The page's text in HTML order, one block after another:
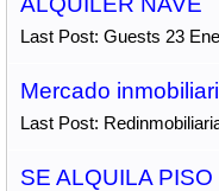
Last Post: Guests 23
Mercado
Last Post:
SE ALQUILA